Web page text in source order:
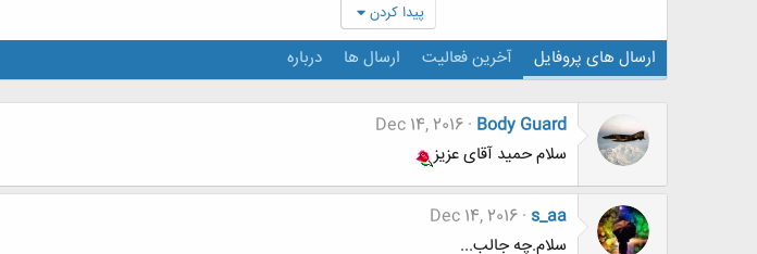
پیدا کردن
ارسال های پروفایل آخرین فعالیت ارسال ها درباره
Body Guard
Dec 14, 2016
سلام حمید آقای عزیز
s_aa
Dec 14, 2016
سلام.چه جالب...